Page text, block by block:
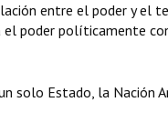
entre el poder y el
poder políticamente
solo Estado, la Nación